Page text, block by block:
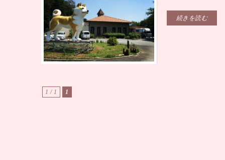
続きを読む
1 / 1 1